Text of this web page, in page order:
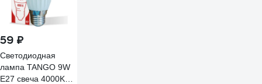
59 ₽
Светодиодная
лампа TANGO 9W
E27 свеча 4000K